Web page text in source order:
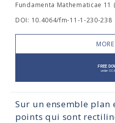
Fundamenta Mathematicae 11
DOI: 10.4064/fm-11-1-230-238
Sur un ensemble plan
points qui sont